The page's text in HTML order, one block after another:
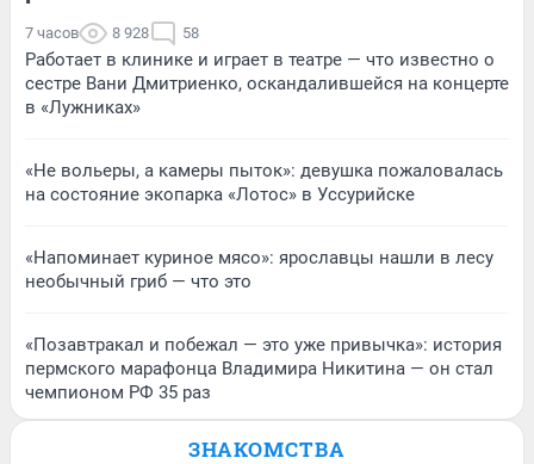
7 часов 8 928 58
Работает в клинике и играет в театре — что известно о
сестре Вани Дмитриенко, оскандалившейся на концерте
в «Лужниках»
«Не вольеры, а камеры пыток»: девушка пожаловалась
на состояние экопарка «Лотос» в Уссурийске
«Напоминает куриное мясо»: ярославцы нашли в лесу
необычный гриб — что это
«Позавтракал и побежал — это уже привычка»: история
пермского марафонца Владимира Никитина — он стал
чемпионом РФ 35 раз
ЗНАКОМСТВА